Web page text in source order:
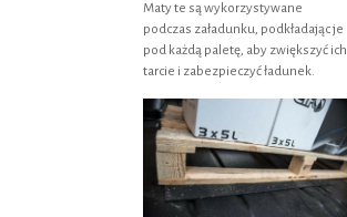
Maty te są wykorzystywane
podczas załadunku, podkładając je
pod każdą paletę, aby zwiększyć ich
tarcie i zabezpieczyć ładunek.